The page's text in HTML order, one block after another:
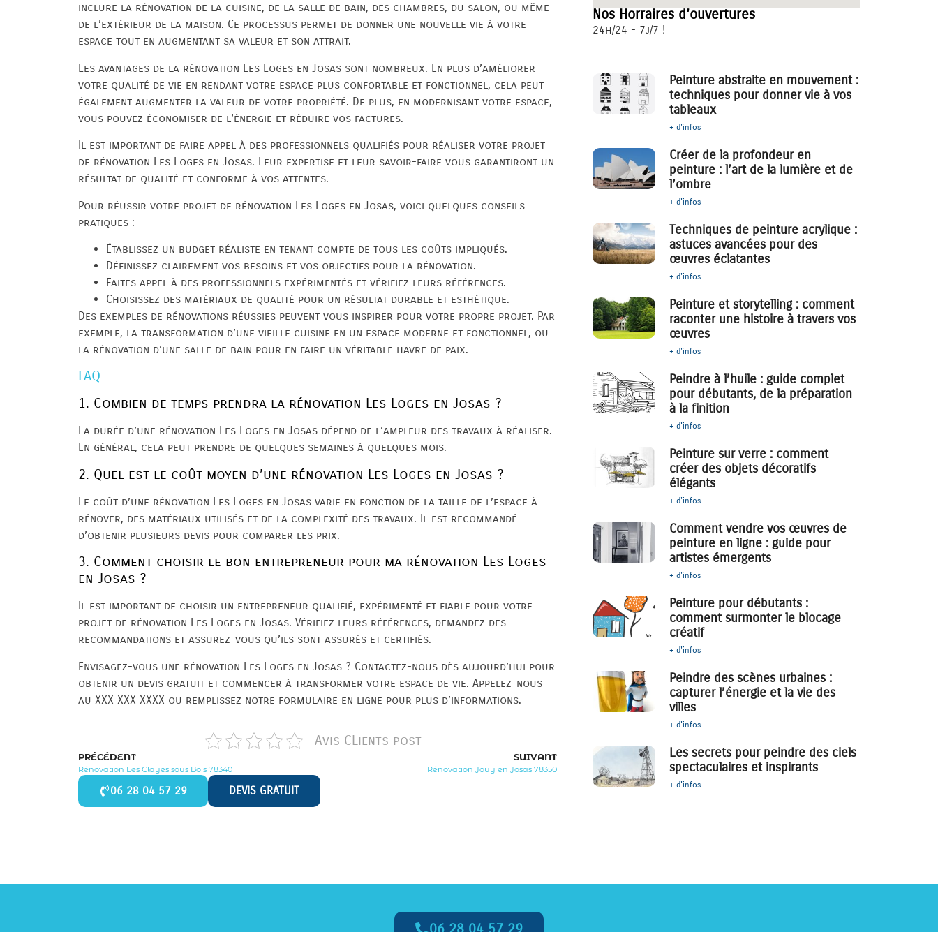
inclure la rénovation de la cuisine, de la salle de bain, des chambres, du salon, ou même
de l’extérieur de la maison. Ce processus permet de donner une nouvelle vie à votre
espace tout en augmentant sa valeur et son attrait.
Les avantages de la rénovation Les Loges en Josas sont nombreux. En plus d’améliorer
votre qualité de vie en rendant votre espace plus confortable et fonctionnel, cela peut
également augmenter la valeur de votre propriété. De plus, en modernisant votre espace,
vous pouvez économiser de l’énergie et réduire vos factures.
Il est important de faire appel à des professionnels qualifiés pour réaliser votre projet
de rénovation Les Loges en Josas. Leur expertise et leur savoir-faire vous garantiront un
résultat de qualité et conforme à vos attentes.
Pour réussir votre projet de rénovation Les Loges en Josas, voici quelques conseils
pratiques :
Établissez un budget réaliste en tenant compte de tous les coûts impliqués.
Définissez clairement vos besoins et vos objectifs pour la rénovation.
Faites appel à des professionnels expérimentés et vérifiez leurs références.
Choisissez des matériaux de qualité pour un résultat durable et esthétique.
Des exemples de rénovations réussies peuvent vous inspirer pour votre propre projet. Par
exemple, la transformation d’une vieille cuisine en un espace moderne et fonctionnel, ou
la rénovation d’une salle de bain pour en faire un véritable havre de paix.
FAQ
1. Combien de temps prendra la rénovation Les Loges en Josas ?
La durée d’une rénovation Les Loges en Josas dépend de l’ampleur des travaux à réaliser.
En général, cela peut prendre de quelques semaines à quelques mois.
2. Quel est le coût moyen d’une rénovation Les Loges en Josas ?
Le coût d’une rénovation Les Loges en Josas varie en fonction de la taille de l’espace à
rénover, des matériaux utilisés et de la complexité des travaux. Il est recommandé
d’obtenir plusieurs devis pour comparer les prix.
3. Comment choisir le bon entrepreneur pour ma rénovation Les Loges
en Josas ?
Il est important de choisir un entrepreneur qualifié, expérimenté et fiable pour votre
projet de rénovation Les Loges en Josas. Vérifiez leurs références, demandez des
recommandations et assurez-vous qu’ils sont assurés et certifiés.
Envisagez-vous une rénovation Les Loges en Josas ? Contactez-nous dès aujourd’hui pour
obtenir un devis gratuit et commencer à transformer votre espace de vie. Appelez-nous
au XXX-XXX-XXXX ou remplissez notre formulaire en ligne pour plus d’informations.
Avis CLients post
PRÉCÉDENT
Rénovation Les Clayes sous Bois 78340
SUIVANT
Rénovation Jouy en Josas 78350
06 28 04 57 29 DEVIS GRATUIT
Nos Horraires d'ouvertures
24h/24 - 7j/7 !
Peinture abstraite en mouvement :
techniques pour donner vie à vos
tableaux
+ d'infos
Créer de la profondeur en
peinture : l’art de la lumière et de
l’ombre
+ d'infos
Techniques de peinture acrylique :
astuces avancées pour des
œuvres éclatantes
+ d'infos
Peinture et storytelling : comment
raconter une histoire à travers vos
œuvres
+ d'infos
Peindre à l’huile : guide complet
pour débutants, de la préparation
à la finition
+ d'infos
Peinture sur verre : comment
créer des objets décoratifs
élégants
+ d'infos
Comment vendre vos œuvres de
peinture en ligne : guide pour
artistes émergents
+ d'infos
Peinture pour débutants :
comment surmonter le blocage
créatif
+ d'infos
Peindre des scènes urbaines :
capturer l’énergie et la vie des
villes
+ d'infos
Les secrets pour peindre des ciels
spectaculaires et inspirants
+ d'infos
06 28 04 57 29